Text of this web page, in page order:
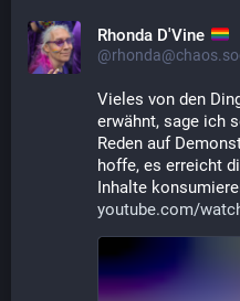
Rhonda D'Vine
Vieles von den
erwähnt, sage ich
Reden auf
hoffe, es erreicht
Inhalte
youtube.com/